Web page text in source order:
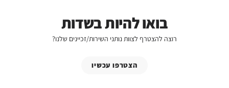
בואו להיות בשדות
רוצה להצטרף לצוות נותני השירות/זכיינים שלנו?
הצטרפו עכשיו